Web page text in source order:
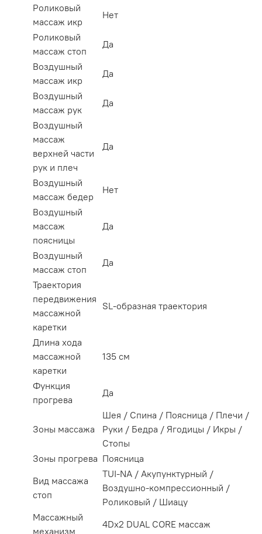
Роликовый
массаж икр
Нет
Роликовый
массаж стоп
Да
Воздушный
массаж икр
Да
Воздушный
массаж рук
Да
Воздушный
массаж
верхней части
рук и плеч
Да
Воздушный
массаж бедер
Нет
Воздушный
массаж
поясницы
Да
Воздушный
массаж стоп
Да
Траектория
передвижения
массажной
каретки
SL-образная траектория
Длина хода
массажной
каретки
135 см
Функция
прогрева
Да
Зоны массажа
Шея / Спина / Поясница / Плечи /
Руки / Бедра / Ягодицы / Икры /
Стопы
Зоны прогрева Поясница
Вид массажа
стоп
TUI-NA / Акупунктурный /
Воздушно-компрессионный /
Роликовый / Шиацу
Массажный
механизм
4Dx2 DUAL CORE массаж